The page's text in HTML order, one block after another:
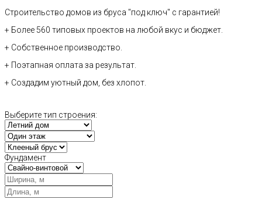
Строительство домов из бруса "под ключ" с гарантией!
+ Более 560 типовых проектов на любой вкус и бюджет.
+ Собственное производство.
+ Поэтапная оплата за результат.
+ Создадим уютный дом, без хлопот.
Выберите тип строения:
Фундамент